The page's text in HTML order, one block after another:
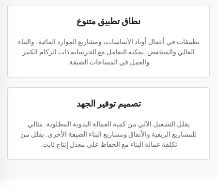
نطاق تطبيق متنوع
تطبيقات في أعمال أوتاد الأساسات، ومشاريع الموارد المائية، والبناء
العالي والمنخفض. يمكنه التعامل مع الخرسانة ذات الركام الكبير
والعمل في المساحات الضيقة.
تصميم توفير الجهد
يقلل التشغيل الآلي من كمية العمالة اليدوية المطلوبة. مثالي
للمشاريع الريفية والأنفاق ومشاريع البناء الضيقة الأخرى. يقلل من
تكلفة عمالة البناء مع الحفاظ على معدل إنتاج ثابت.